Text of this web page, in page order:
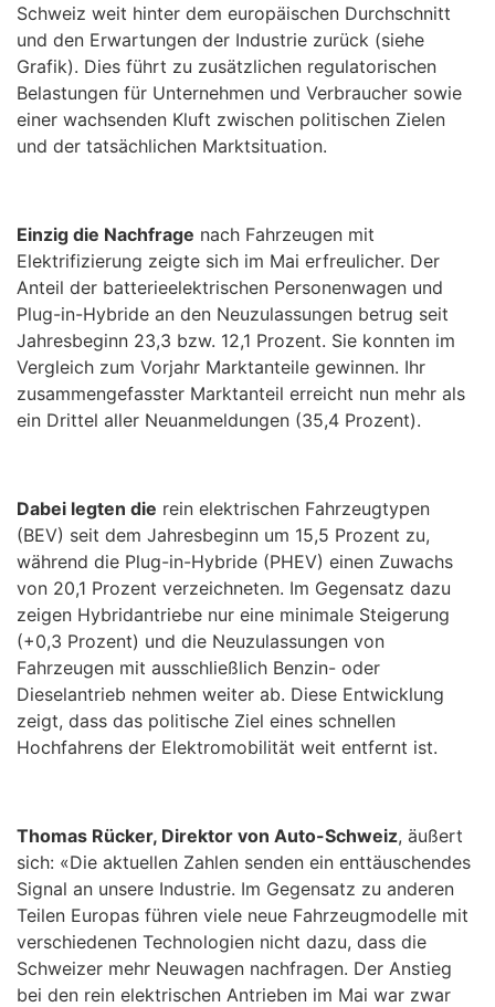
Schweiz weit hinter dem europäischen Durchschnitt
und den Erwartungen der Industrie zurück (siehe
Grafik). Dies führt zu zusätzlichen regulatorischen
Belastungen für Unternehmen und Verbraucher sowie
einer wachsenden Kluft zwischen politischen Zielen
und der tatsächlichen Marktsituation.
Einzig die Nachfrage nach Fahrzeugen mit
Elektrifizierung zeigte sich im Mai erfreulicher. Der
Anteil der batterieelektrischen Personenwagen und
Plug-in-Hybride an den Neuzulassungen betrug seit
Jahresbeginn 23,3 bzw. 12,1 Prozent. Sie konnten im
Vergleich zum Vorjahr Marktanteile gewinnen. Ihr
zusammengefasster Marktanteil erreicht nun mehr als
ein Drittel aller Neuanmeldungen (35,4 Prozent).
Dabei legten die rein elektrischen Fahrzeugtypen
(BEV) seit dem Jahresbeginn um 15,5 Prozent zu,
während die Plug-in-Hybride (PHEV) einen Zuwachs
von 20,1 Prozent verzeichneten. Im Gegensatz dazu
zeigen Hybridantriebe nur eine minimale Steigerung
(+0,3 Prozent) und die Neuzulassungen von
Fahrzeugen mit ausschließlich Benzin- oder
Dieselantrieb nehmen weiter ab. Diese Entwicklung
zeigt, dass das politische Ziel eines schnellen
Hochfahrens der Elektromobilität weit entfernt ist.
Thomas Rücker, Direktor von Auto-Schweiz, äußert
sich: «Die aktuellen Zahlen senden ein enttäuschendes
Signal an unsere Industrie. Im Gegensatz zu anderen
Teilen Europas führen viele neue Fahrzeugmodelle mit
verschiedenen Technologien nicht dazu, dass die
Schweizer mehr Neuwagen nachfragen. Der Anstieg
bei den rein elektrischen Antrieben im Mai war zwar